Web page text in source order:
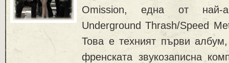
Omission, една от най-
Underground Thrash/Speed
Това е техният първи
френската звукозаписна